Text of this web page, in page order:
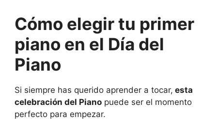
Cómo elegir tu primer
piano en el Día del
Piano
Si siempre has querido aprender a tocar, esta
celebración del Piano puede ser el momento
perfecto para empezar.